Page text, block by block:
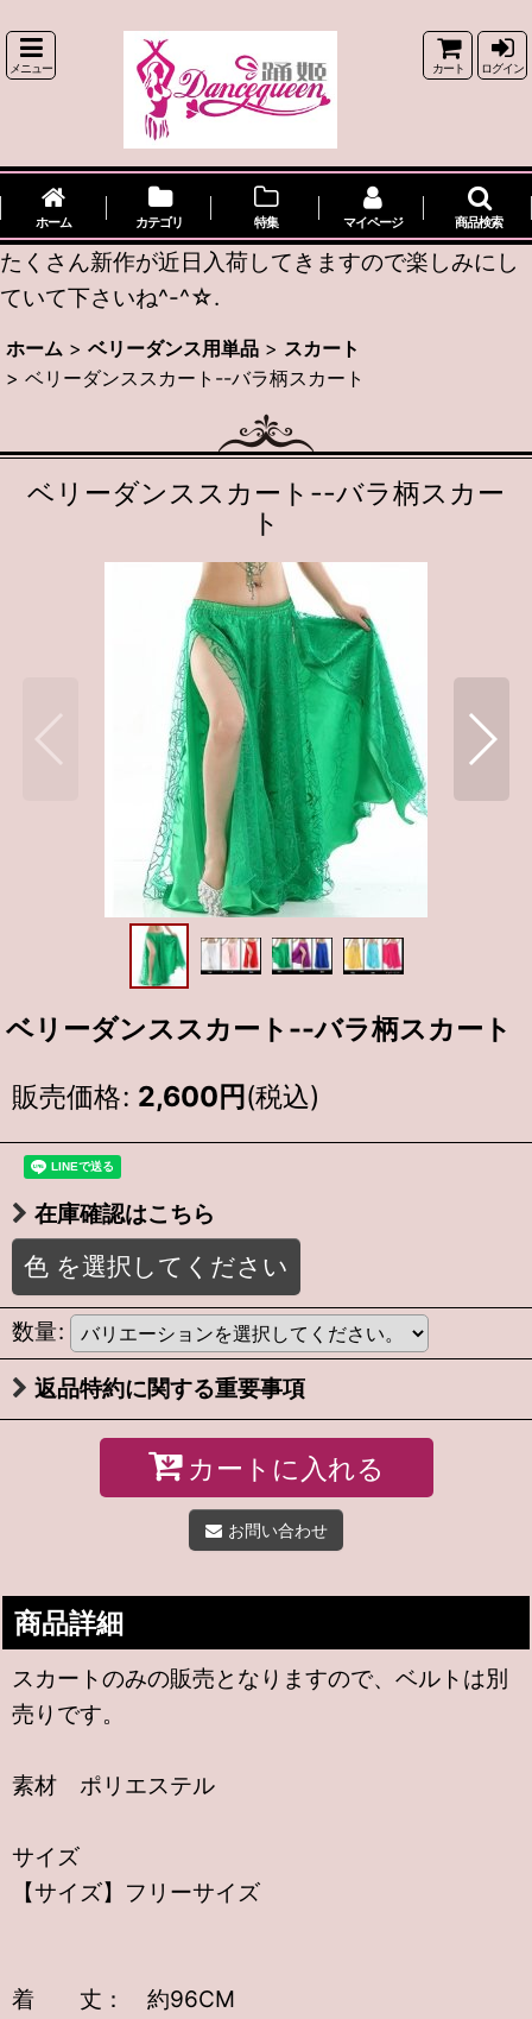
メニュー カート ログイン
ホーム カテゴリ 特集 マイページ 商品検索
たくさん新作が近日入荷してきますので楽しみにし
ていて下さいね^-^☆.
ホーム > ベリーダンス用単品 > スカート
> ベリーダンススカート--バラ柄スカート
ベリーダンススカート--バラ柄スカー
ト
ベリーダンススカート--バラ柄スカート
販売価格: 2,600円(税込)
在庫確認はこちら
色 を選択してください
数量:
返品特約に関する重要事項
カートに入れる
お問い合わせ
商品詳細
スカートのみの販売となりますので、ベルトは別
売りです。
素材 ポリエステル
サイズ
【サイズ】フリーサイズ
着 丈： 約96CM